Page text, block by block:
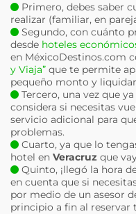
Primero, debes saber
realizar (familiar, en
Segundo, con cuánto
desde hoteles
en MéxicoDestinos.com
y Viaja” que te permite
pequeño monto y
Tercero, una vez que
considera si necesitas
servicio adicional para
problemas.
Cuarto, ya que lo
hotel en Veracruz que
Quinto, ¡llegó la hora
en cuenta que si
por medio de un asesor
principio a fin al reservar